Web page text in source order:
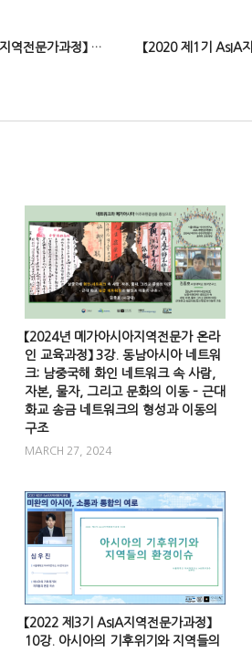
【2020 제1기 AsIA지역전문가과정】 10강. 중앙아시아 유목민의 정체성에 대한 편견과 극복
【2024년 메가아시아지역전문가 온라
인 교육과정】 3강. 동남아시아 네트워
크: 남중국해 화인 네트워크 속 사람,
자본, 물자, 그리고 문화의 이동 – 근대
화교 송금 네트워크의 형성과 이동의
구조
MARCH 27, 2024
【2022 제3기 AsIA지역전문가과정】
10강. 아시아의 기후위기와 지역들의